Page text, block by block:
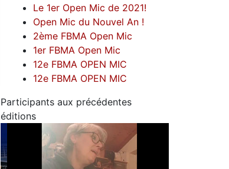
Le 1er Open Mic de 2021!
Open Mic du Nouvel An !
2ème FBMA Open Mic
1er FBMA Open Mic
12e FBMA OPEN MIC
12e FBMA OPEN MIC
Participants aux précédentes
éditions